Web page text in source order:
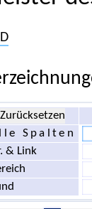
Zurücksetzen
Spalten
& Link